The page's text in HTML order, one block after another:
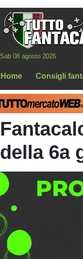
Sab 08 agosto 2026
Home Consigli
della 6a